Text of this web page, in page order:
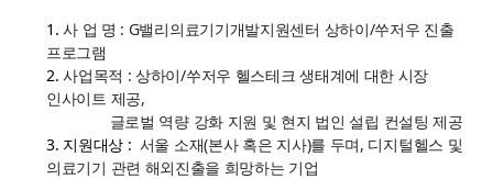
1.사 업 명 : G밸리의료기기개발지원센터 상하이/쑤저우 진출
프로그램
2.사업목적 : 상하이/쑤저우 헬스테크 생태계에 대한 시장
인사이트 제공,
글로벌 역량 강화 지원 및 현지 법인 설립 컨설팅 제공
3. 지원대상 : 서울 소재(본사 혹은 지사)를 두며, 디지털헬스 및
의료기기 관련 해외진출을 희망하는 기업